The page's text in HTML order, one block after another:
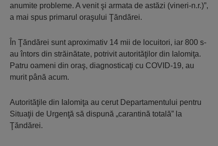
anumite probleme. A venit şi armata de astăzi (vineri-n.r.)”,
a mai spus primarul oraşului Ţăndărei.
În Ţăndărei sunt aproximativ 14 mii de locuitori, iar 800 s-
au întors din străinătate, potrivit autorităţilor din Ialomiţa.
Patru oameni din oraş, diagnosticaţi cu COVID-19, au
murit până acum.
Autorităţile din Ialomiţa au cerut Departamentului pentru
Situaţii de Urgenţă să dispună „carantină totală” la
Ţăndărei.